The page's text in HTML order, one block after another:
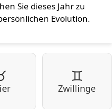
Sie dieses Jahr zu
Evolution.
♊
Zwillinge